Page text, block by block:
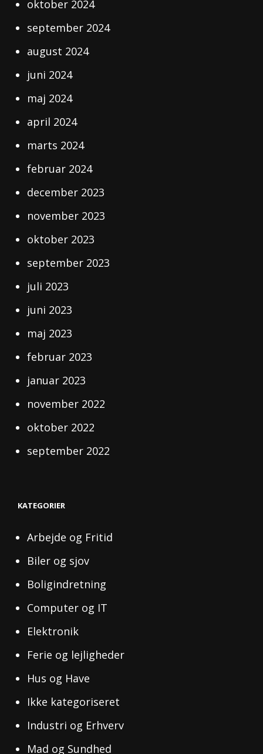
oktober 2024
september 2024
august 2024
juni 2024
maj 2024
april 2024
marts 2024
februar 2024
december 2023
november 2023
oktober 2023
september 2023
juli 2023
juni 2023
maj 2023
februar 2023
januar 2023
november 2022
oktober 2022
september 2022
KATEGORIER
Arbejde og Fritid
Biler og sjov
Boligindretning
Computer og IT
Elektronik
Ferie og lejligheder
Hus og Have
Ikke kategoriseret
Industri og Erhverv
Mad og Sundhed